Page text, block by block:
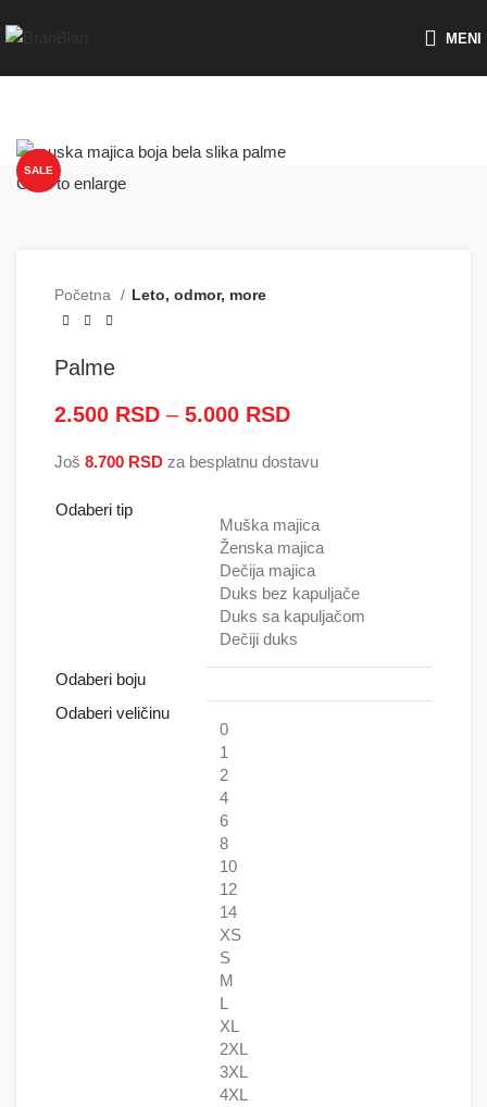
MENI
SALE
Click to enlarge
Početna Leto, odmor, more
Palme
2.500 RSD – 5.000 RSD
5.000 RSD
Još 8.700 RSD za besplatnu dostavu
Odaberi tip
Muška majica
Ženska majica
Dečija majica
Duks bez kapuljače
Duks sa kapuljačom
Dečiji duks
Odaberi boju
Odaberi veličinu
0
1
2
4
6
8
10
12
14
XS
S
M
L
XL
2XL
3XL
4XL
Besplatna dostava za porudžbine preko